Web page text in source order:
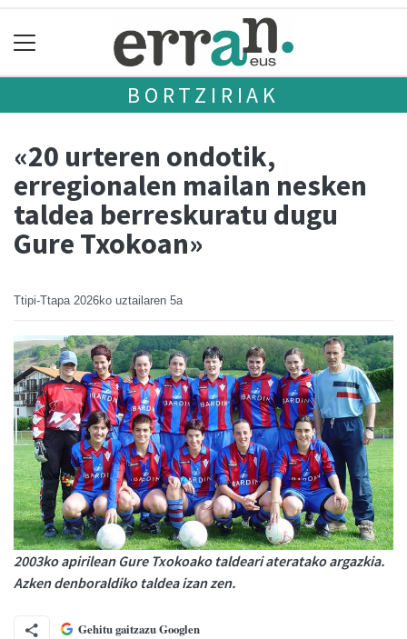
BORTZIRIAK
«20 urteren ondotik,
erregionalen mailan nesken
taldea berreskuratu dugu
Gure Txokoan»
Ttipi-Ttapa 2026ko uztailaren 5a
2003ko apirilean Gure Txokoako taldeari ateratako argazkia.
Azken denboraldiko taldea izan zen.
Gehitu gaitzazu Googlen